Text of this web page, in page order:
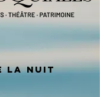
la nuit